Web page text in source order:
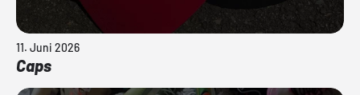
11. Juni 2026
Caps